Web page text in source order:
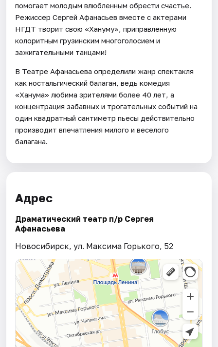
помогает молодым влюбленным обрести счастье.
Режиссер Сергей Афанасьев вместе с актерами
НГДТ творит свою «Хануму», приправленную
колоритным грузинским многоголосием и
зажигательными танцами!
В Театре Афанасьева определили жанр спектакля
как ностальгический балаган, ведь комедия
«Ханума» любима зрителями более 40 лет, а
концентрация забавных и трогательных событий на
один квадратный сантиметр пьесы действительно
производит впечатления милого и веселого
балагана.
Адрес
Драматический театр п/р Сергея
Афанасьева
Новосибирск, ул. Максима Горького, 52